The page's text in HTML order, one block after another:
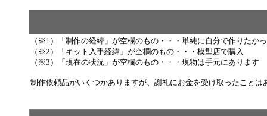
（※1）「制作の経緯」が空欄のもの・・・単純に自分で作りたか
（※2）「キット入手経緯」が空欄のもの・・・模型店で購入
（※3）「現在の状況」が空欄のもの・・・現物は手元にあります
制作依頼品がいくつかありますが、謝礼にお金を受け取ったこと